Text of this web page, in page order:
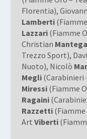
Florentia),
Lamberti(Fiamme
Lazzari(Fiamme
Christian
Trezzo Sport),
Nuoto), Nicolò
Megli(Carabinieri
Miressi(Fiamme
Ragaini
Razzetti(Fiamme
Art Viberti